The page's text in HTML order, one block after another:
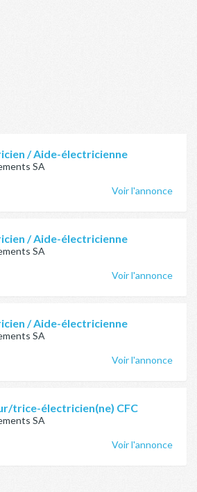
/ Aide-électricienne
SA
Voir l'annonce
/ Aide-électricienne
SA
Voir l'annonce
/ Aide-électricienne
SA
Voir l'annonce
trice-électricien(ne) CFC
SA
Voir l'annonce